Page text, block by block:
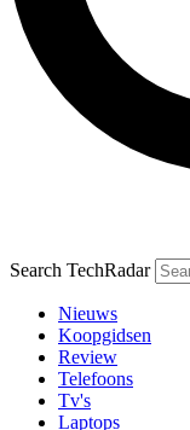
Search TechRadar
Nieuws
Koopgidsen
Review
Telefoons
Tv's
Laptops